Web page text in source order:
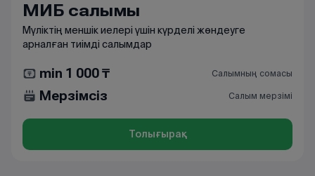
МИБ салымы
Мүліктің меншік иелері үшін күрделі жөндеуге
арналған тиімді салымдар
min 1 000 ₸ Салымның сомасы
Мерзімсіз Салым мерзімі
Толығырақ